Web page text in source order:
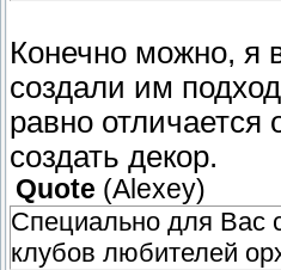
Конечно можно, я
создали им
равно отличается
создать декор.
Quote (Alexey)
Специально для Вас
клубов любителей